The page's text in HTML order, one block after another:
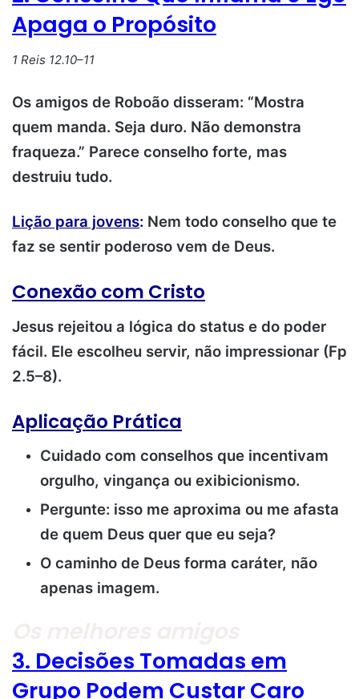
Apaga o Propósito
1 Reis 12.10–11
Os amigos de Roboão disseram: “Mostra
quem manda. Seja duro. Não demonstra
fraqueza.” Parece conselho forte, mas
destruiu tudo.
Lição para jovens: Nem todo conselho que te
faz se sentir poderoso vem de Deus.
Conexão com Cristo
Jesus rejeitou a lógica do status e do poder
fácil. Ele escolheu servir, não impressionar (Fp
2.5–8).
Aplicação Prática
Cuidado com conselhos que incentivam
orgulho, vingança ou exibicionismo.
Pergunte: isso me aproxima ou me afasta
de quem Deus quer que eu seja?
O caminho de Deus forma caráter, não
apenas imagem.
3. Decisões Tomadas em
Grupo Podem Custar Caro